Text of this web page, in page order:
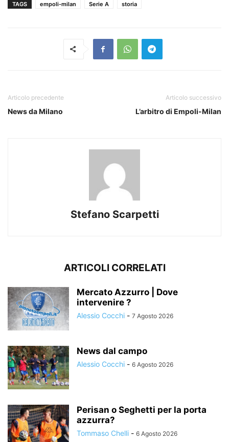
TAGS empoli-milan Serie A storia
Articolo precedente
News da Milano
Articolo successivo
L’arbitro di Empoli-Milan
Stefano Scarpetti
ARTICOLI CORRELATI
Mercato Azzurro | Dove
intervenire ?
Alessio Cocchi - 7 Agosto 2026
News dal campo
Alessio Cocchi - 6 Agosto 2026
Perisan o Seghetti per la porta
azzurra?
Tommaso Chelli - 6 Agosto 2026